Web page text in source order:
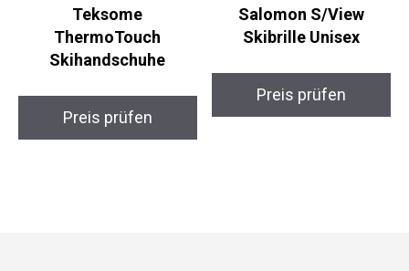
Teksome
ThermoTouch
Preis prüfen
Salomon S/View
Preis prüfen